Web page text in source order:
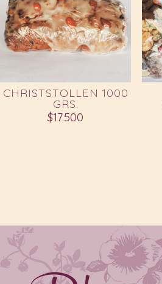
CHRISTSTOLLEN 1000
GRS.
$17.500